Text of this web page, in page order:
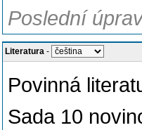
Poslední
Literatura -
Povinná
Sada 10